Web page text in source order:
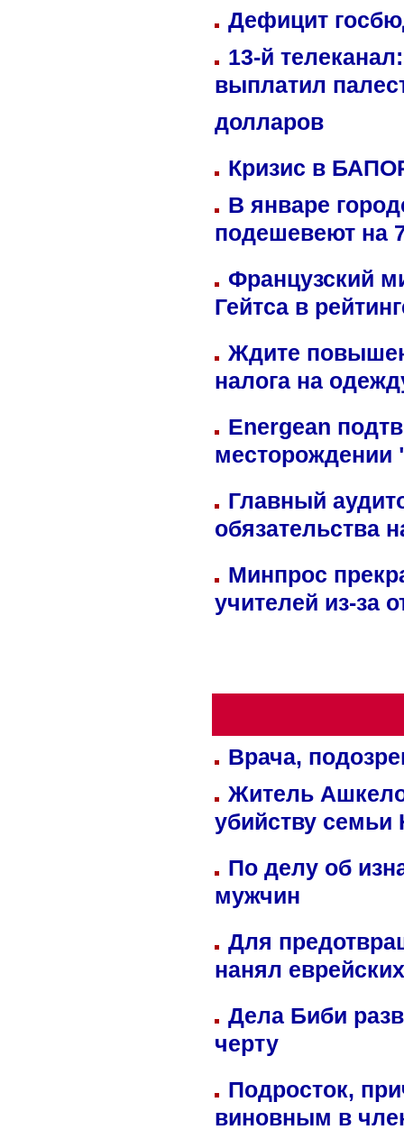
Дефицит
13-й
выплатил
долларов
Кризис в
В январе
подешевеют на
Французский
Гейтса в
Ждите
налога на
Energean
Главный
обязательства
Минпрос
учителей из-за
Врача,
Житель
убийству семьи
По делу об
мужчин
Для
нанял
Дела Биби
черту
Подросток,
виновным в